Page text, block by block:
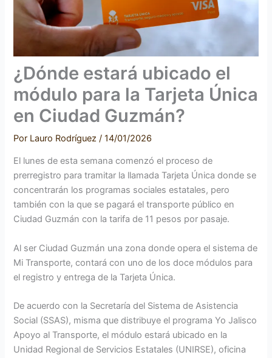
¿Dónde estará ubicado el
módulo para la Tarjeta Única
en Ciudad Guzmán?
Por Lauro Rodríguez/14/01/2026
El lunes de esta semana comenzó el proceso de
prerregistro para tramitar la llamada Tarjeta Única donde se
concentrarán los programas sociales estatales, pero
también con la que se pagará el transporte público en
Ciudad Guzmán con la tarifa de 11 pesos por pasaje.
Al ser Ciudad Guzmán una zona donde opera el sistema de
Mi Transporte, contará con uno de los doce módulos para
el registro y entrega de la Tarjeta Única.
De acuerdo con la Secretaría del Sistema de Asistencia
Social (SSAS), misma que distribuye el programa Yo Jalisco
Apoyo al Transporte, el módulo estará ubicado en la
Unidad Regional de Servicios Estatales (UNIRSE), oficina